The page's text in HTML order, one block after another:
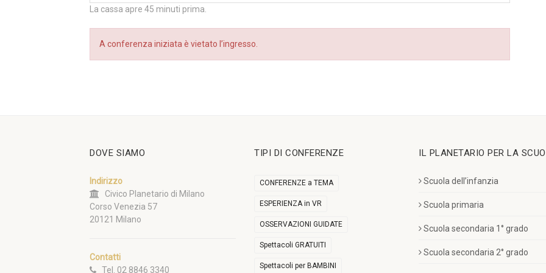
La cassa apre 45 minuti prima.
A conferenza iniziata è vietato l’ingresso.
DOVE SIAMO
Indirizzo
Civico Planetario di Milano
Corso Venezia 57
20121 Milano
Contatti
Tel. 02 8846 3340
TIPI DI CONFERENZE
CONFERENZE a TEMA
ESPERIENZA in VR
OSSERVAZIONI GUIDATE
Spettacoli GRATUITI
Spettacoli per BAMBINI
IL PLANETARIO PER LA
Scuola dell’infanzia
Scuola primaria
Scuola secondaria 1° grado
Scuola secondaria 2° grado